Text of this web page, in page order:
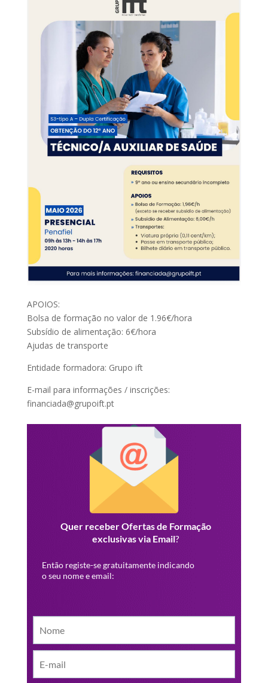
APOIOS:
Bolsa de formação no valor de 1.96€/hora
Subsídio de alimentação: 6€/hora
Ajudas de transporte
Entidade formadora: Grupo ift
E-mail para informações / inscrições:
financiada@grupoift.pt